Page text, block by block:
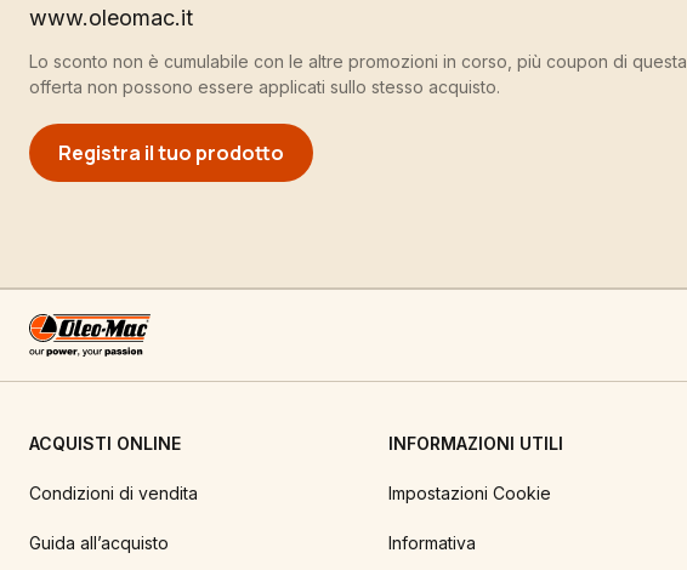
www.oleomac.it
Lo sconto non è cumulabile con le altre promozioni in corso, più coupon di questa
offerta non possono essere applicati sullo stesso acquisto.
Registra il tuo prodotto
ACQUISTI ONLINE
Condizioni di vendita
Guida all’acquisto
INFORMAZIONI UTILI
Impostazioni Cookie
Informativa